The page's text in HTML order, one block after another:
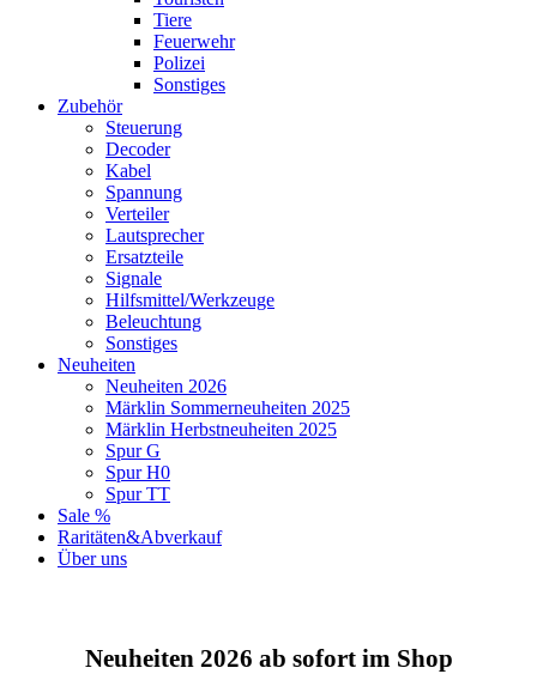
Tiere
Feuerwehr
Polizei
Sonstiges
Zubehör
Steuerung
Decoder
Kabel
Spannung
Verteiler
Lautsprecher
Ersatzteile
Signale
Hilfsmittel/Werkzeuge
Beleuchtung
Sonstiges
Neuheiten
Neuheiten 2026
Märklin Sommerneuheiten 2025
Märklin Herbstneuheiten 2025
Spur G
Spur H0
Spur TT
Sale %
Raritäten&Abverkauf
Über uns
Neuheiten 2026 ab sofort im Shop